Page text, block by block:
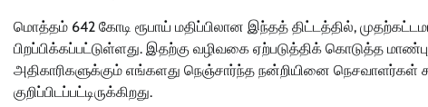
மொத்தம் 642 கோடி ரூபாய் மதிப்பிலான இந்தத் திட்டத்தில்,
பிறப்பிக்கப்பட்டுள்ளது. இதற்கு வழிவகை ஏற்படுத்திக் கொடுத்த
அதிகாரிகளுக்கும் எங்களது நெஞ்சார்ந்த நன்றியினை நெசவாளர்கள்
குறிப்பிடப்பட்டிருக்கிறது.